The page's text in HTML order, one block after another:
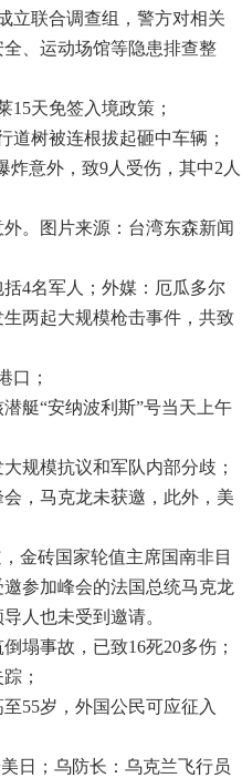
立联合调查组，警方对相关
、运动场馆等隐患排查整
15天免签入境政策；
道树被连根拔起砸中车辆；
炸意外，致9人受伤，其中2人
。图片来源：台湾东森新闻
4名军人；外媒：厄瓜多尔
两起大规模枪击事件，共致
口；
艇“安纳波利斯”号当天上午
规模抗议和军队内部分歧；
，马克龙未获邀，此外，美
金砖国家轮值主席国南非目
参加峰会的法国总统马克龙
人也未受到邀请。
塌事故，已致16死20多伤；
；
55岁，外国公民可应征入
日；乌防长：乌克兰飞行员